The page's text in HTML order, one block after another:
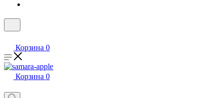
Корзина 0
Корзина 0